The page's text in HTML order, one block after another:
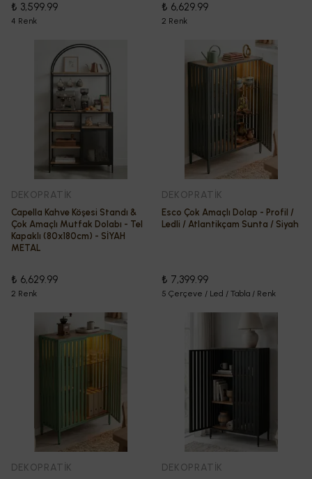
₺ 3,599.99
4 Renk
₺ 6,629.99
2 Renk
DEKOPRATİK
Capella Kahve Köşesi Standı &
Çok Amaçlı Mutfak Dolabı - Tel
Kapaklı (80x180cm) - SİYAH
METAL
₺ 6,629.99
2 Renk
DEKOPRATİK
Esco Çok Amaçlı Dolap - Profil /
Ledli / Atlantikçam Sunta / Siyah
₺ 7,399.99
5 Çerçeve / Led / Tabla / Renk
DEKOPRATİK DEKOPRATİK